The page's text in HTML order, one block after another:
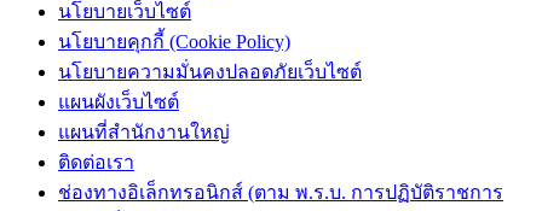
นโยบายเว็บไซต์
นโยบายคุกกี้ (Cookie Policy)
นโยบายความมั่นคงปลอดภัยเว็บไซต์
แผนผังเว็บไซต์
แผนที่สำนักงานใหญ่
ติดต่อเรา
ช่องทางอิเล็กทรอนิกส์ (ตาม พ.ร.บ. การปฏิบัติราชการ